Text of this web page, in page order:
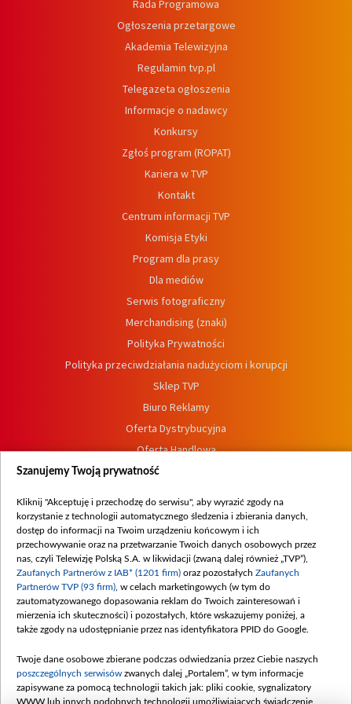
Rada Programowa
Ogłoszenia przetargowe
Akademia Telewizyjna
Regulamin tvp.pl
Telegazeta ogłoszenia
Informacje o nadawcy
Konkursy
Zgłoś program (ROPAT)
Kariera w TVP
Kontakt
Centrum informacji TVP
Komisja Etyki
Program dla prasy
Dla mediów
Serwis fotograficzny
Merchandising (znaki)
Polityka Prywatności
Polityka przeciwdziałania nadużyciom i korupcji
Sklep TVP
Biuro Reklamy
Oferta Dystrybucyjna
Oferta Handlowa
Dostępność
Procedura zgłoszeń wewnętrznych
Szanujemy Twoją prywatność
Kliknij "Akceptuję i przechodzę do serwisu", aby wyrazić zgody na
korzystanie z technologii automatycznego śledzenia i zbierania danych,
dostęp do informacji na Twoim urządzeniu końcowym i ich
przechowywanie oraz na przetwarzanie Twoich danych osobowych przez
nas, czyli Telewizję Polską S.A. w likwidacji (zwaną dalej również „TVP”),
Zaufanych Partnerów z IAB* (1201 firm) oraz pozostałych Zaufanych
Partnerów TVP (93 firm) , w celach marketingowych (w tym do
zautomatyzowanego dopasowania reklam do Twoich zainteresowań i
mierzenia ich skuteczności) i pozostałych, które wskazujemy poniżej, a
także zgody na udostępnianie przez nas identyfikatora PPID do Google.
Twoje dane osobowe zbierane podczas odwiedzania przez Ciebie naszych
poszczególnych serwisów zwanych dalej „Portalem”, w tym informacje
zapisywane za pomocą technologii takich jak: pliki cookie, sygnalizatory
WWW lub innych podobnych technologii umożliwiających świadczenie